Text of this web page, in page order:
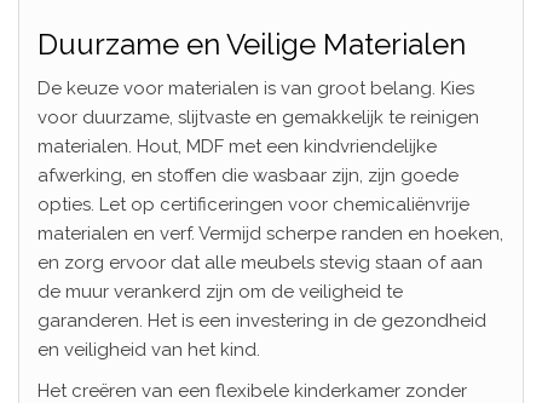
Duurzame en Veilige Materialen
De keuze voor materialen is van groot belang. Kies
voor duurzame, slijtvaste en gemakkelijk te reinigen
materialen. Hout, MDF met een kindvriendelijke
afwerking, en stoffen die wasbaar zijn, zijn goede
opties. Let op certificeringen voor chemicaliënvrije
materialen en verf. Vermijd scherpe randen en hoeken,
en zorg ervoor dat alle meubels stevig staan of aan
de muur verankerd zijn om de veiligheid te
garanderen. Het is een investering in de gezondheid
en veiligheid van het kind.
Het creëren van een flexibele kinderkamer zonder